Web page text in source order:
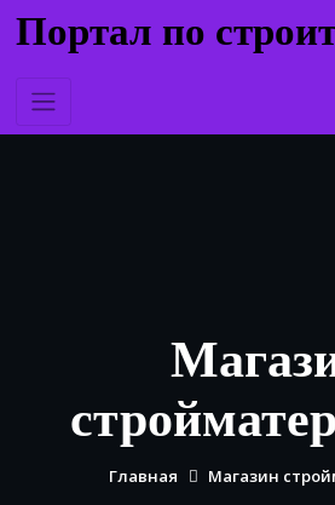
Портал по
Главная Магазин